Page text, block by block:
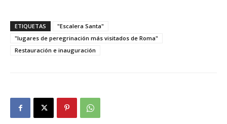
ETIQUETAS
"Escalera Santa"
"lugares de peregrinación más visitados de Roma"
Restauración e inauguración